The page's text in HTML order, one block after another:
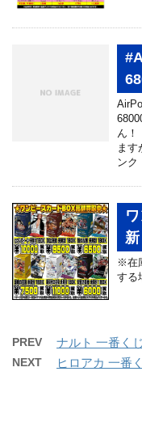
ん！
ま
ンク
新
※在
する
PREV ナルト 一番く
NEXT ヒロアカ 一番